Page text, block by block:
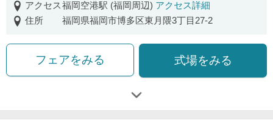
アクセス福岡空港駅 (福岡周辺) アクセス詳細
住所
福岡県福岡市博多区東月隈3丁目27-2
フェアをみる 式場をみる